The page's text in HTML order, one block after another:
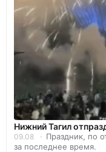
Нижний Тагил
09.08
Праздник, по
за последнее время.